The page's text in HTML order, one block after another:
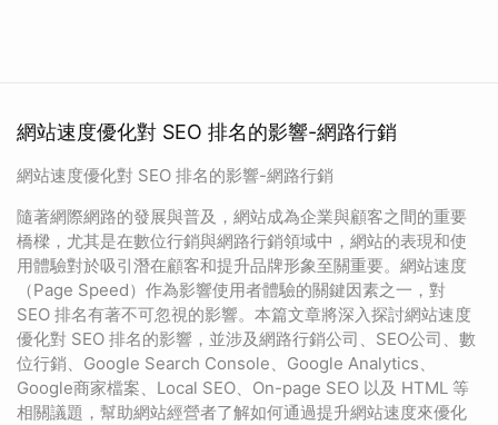
網站速度優化對 SEO 排名的影響-網路行銷
網站速度優化對 SEO 排名的影響-網路行銷
隨著網際網路的發展與普及，網站成為企業與顧客之間的重要
橋樑，尤其是在數位行銷與網路行銷領域中，網站的表現和使
用體驗對於吸引潛在顧客和提升品牌形象至關重要。網站速度
（Page Speed）作為影響使用者體驗的關鍵因素之一，對
SEO 排名有著不可忽視的影響。本篇文章將深入探討網站速度
優化對 SEO 排名的影響，並涉及網路行銷公司、SEO公司、數
位行銷、Google Search Console、Google Analytics、
Google商家檔案、Local SEO、On-page SEO 以及 HTML 等
相關議題，幫助網站經營者了解如何通過提升網站速度來優化